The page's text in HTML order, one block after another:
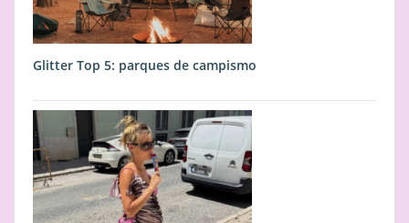
Glitter Top 5: parques de campismo